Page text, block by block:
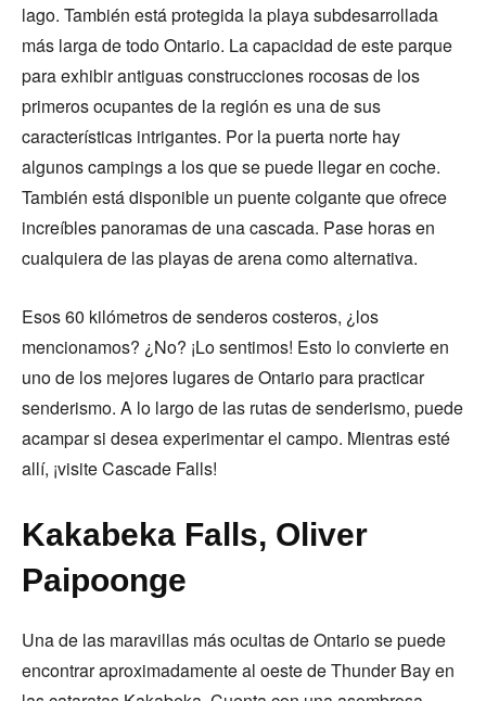
lago. También está protegida la playa subdesarrollada
más larga de todo Ontario. La capacidad de este parque
para exhibir antiguas construcciones rocosas de los
primeros ocupantes de la región es una de sus
características intrigantes. Por la puerta norte hay
algunos campings a los que se puede llegar en coche.
También está disponible un puente colgante que ofrece
increíbles panoramas de una cascada. Pase horas en
cualquiera de las playas de arena como alternativa.
Esos 60 kilómetros de senderos costeros, ¿los
mencionamos? ¿No? ¡Lo sentimos! Esto lo convierte en
uno de los mejores lugares de Ontario para practicar
senderismo. A lo largo de las rutas de senderismo, puede
acampar si desea experimentar el campo. Mientras esté
allí, ¡visite Cascade Falls!
Kakabeka Falls, Oliver
Paipoonge
Una de las maravillas más ocultas de Ontario se puede
encontrar aproximadamente al oeste de Thunder Bay en